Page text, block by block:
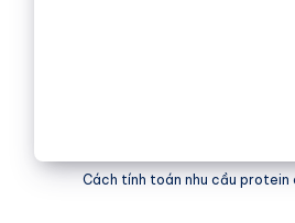
Cách tính toán nhu cầu protein